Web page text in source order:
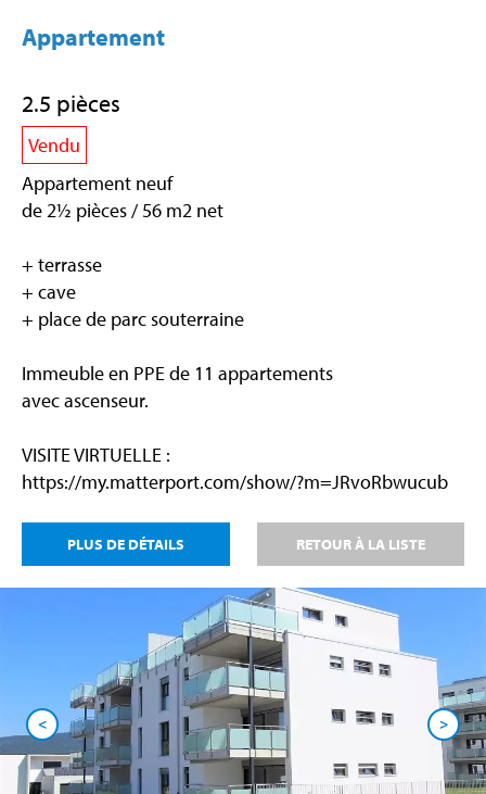
Appartement
2.5 pièces
Vendu
Appartement neuf
de 2½ pièces / 56 m2 net
+ terrasse
+ cave
+ place de parc souterraine
Immeuble en PPE de 11 appartements
avec ascenseur.
VISITE VIRTUELLE :
https://my.matterport.com/show/?m=JRvoRbwucub
PLUS DE DÉTAILS RETOUR À LA LISTE
< >